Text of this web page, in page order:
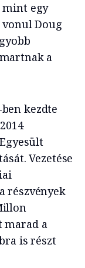
mint egy
Doug
a
kezdte
Vezetése
részvények
marad a
is részt